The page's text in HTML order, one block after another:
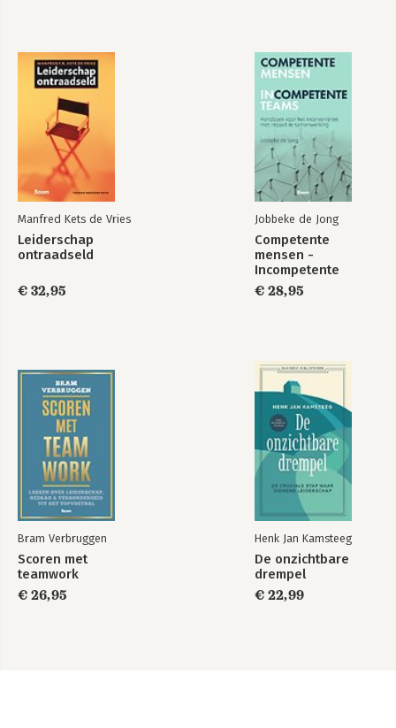
Manfred Kets de Vries
Leiderschap
ontraadseld
€ 32,95
Jobbeke de Jong
Competente
mensen -
Incompetente
teams
€ 28,95
Bram Verbruggen
Scoren met
teamwork
€ 26,95
Henk Jan Kamsteeg
De onzichtbare
drempel
€ 22,99